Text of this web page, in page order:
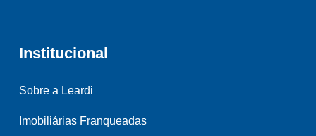
Institucional
Sobre a Leardi
Imobiliárias Franqueadas